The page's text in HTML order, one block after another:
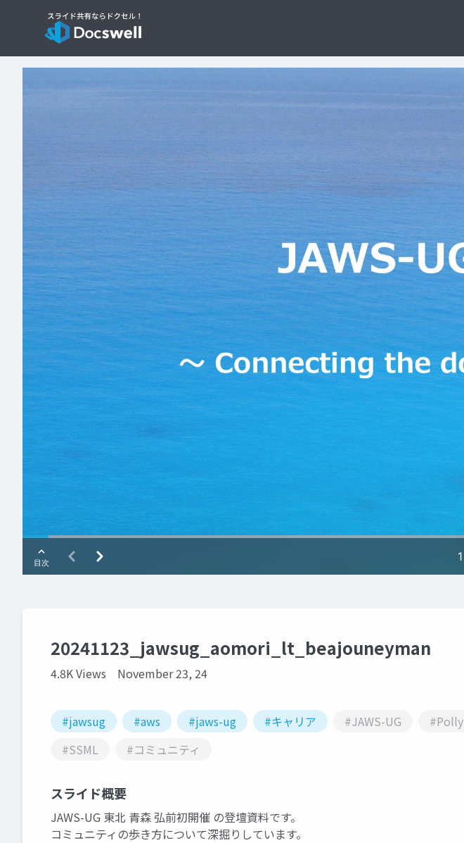
20241123_jawsug_aomori_lt_beajouneyman
4.8K Views November 23, 24
#jawsug #aws #jaws-ug #キャリア #JAWS-UG #Polly
#SSML
#コミュニティ
スライド概要
JAWS-UG 東北 青森 弘前初開催 の登壇資料です。
コミュニティの歩き方について深掘りしています。